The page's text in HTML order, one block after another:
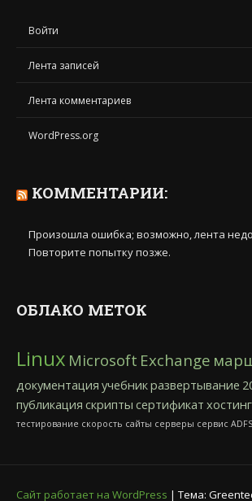
Войти
Лента записей
Лента комментариев
WordPress.org
КОММЕНТАРИИ:
Произошла ошибка; возможно, лента
Повторите попытку позже.
ОБЛАКО МЕТОК
Linux Microsoft Exchange
документация учебникразвертывание
публикация скрипты сертификат хостинг
тестирование скорость сайты серверы сервис ADFS
Сайт работает на WordPress | Тема: